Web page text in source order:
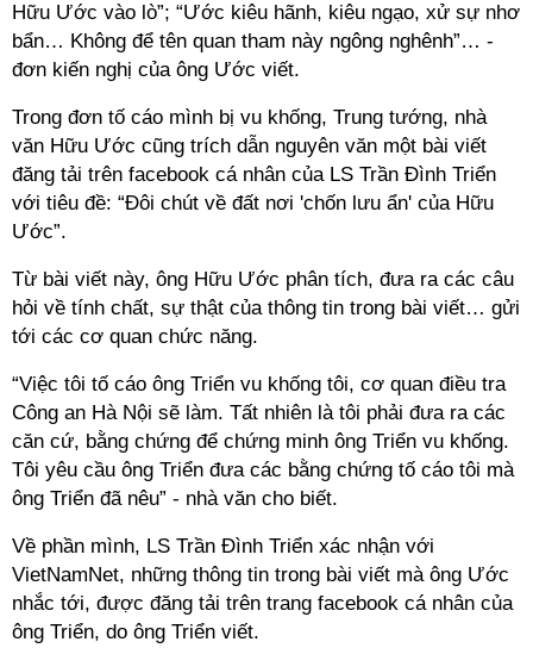
Hữu Ước vào lò”; “Ước kiêu hãnh, kiêu ngạo, xử sự nhơ
bẩn… Không để tên quan tham này ngông nghênh”… -
đơn kiến nghị của ông Ước viết.
Trong đơn tố cáo mình bị vu khống, Trung tướng, nhà
văn Hữu Ước cũng trích dẫn nguyên văn một bài viết
đăng tải trên facebook cá nhân của LS Trần Đình Triển
với tiêu đề: “Đôi chút về đất nơi 'chốn lưu ẩn' của Hữu
Ước”.
Từ bài viết này, ông Hữu Ước phân tích, đưa ra các câu
hỏi về tính chất, sự thật của thông tin trong bài viết… gửi
tới các cơ quan chức năng.
“Việc tôi tố cáo ông Triển vu khống tôi, cơ quan điều tra
Công an Hà Nội sẽ làm. Tất nhiên là tôi phải đưa ra các
căn cứ, bằng chứng để chứng minh ông Triển vu khống.
Tôi yêu cầu ông Triển đưa các bằng chứng tố cáo tôi mà
ông Triển đã nêu” - nhà văn cho biết.
Về phần mình, LS Trần Đình Triển xác nhận với
VietNamNet, những thông tin trong bài viết mà ông Ước
nhắc tới, được đăng tải trên trang facebook cá nhân của
ông Triển, do ông Triển viết.